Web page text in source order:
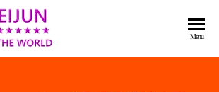
紫薇
Menu